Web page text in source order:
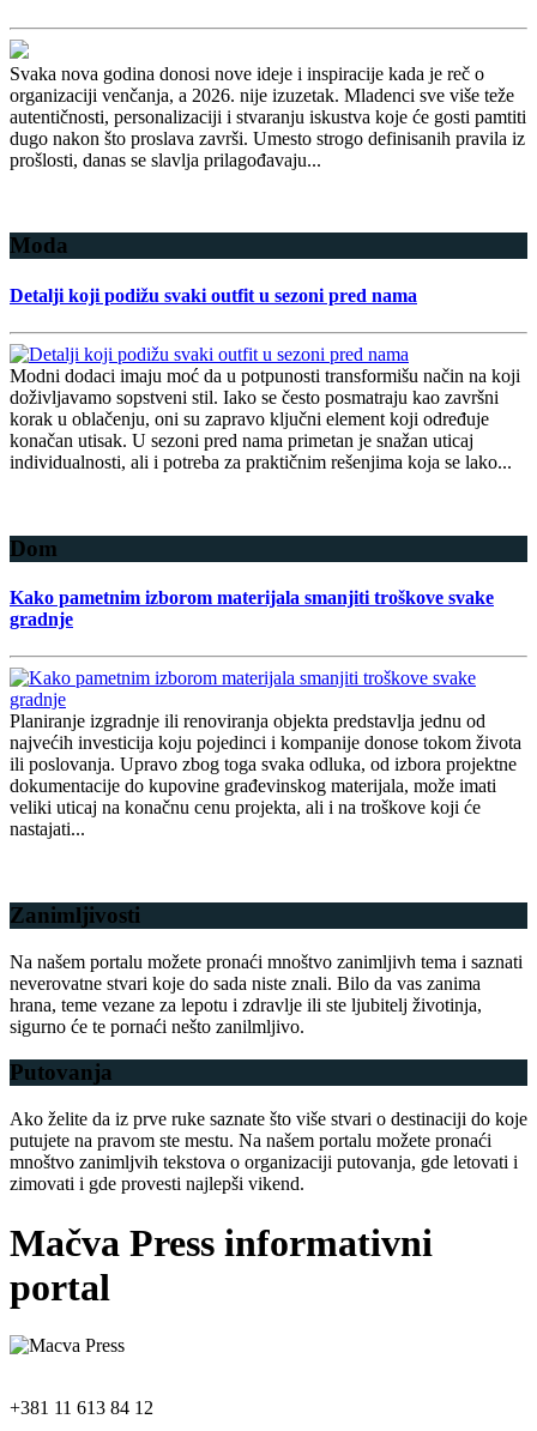
Svaka nova godina donosi nove ideje i inspiracije kada je reč o
organizaciji venčanja, a 2026. nije izuzetak. Mladenci sve više teže
autentičnosti, personalizaciji i stvaranju iskustva koje će gosti pamtiti
dugo nakon što proslava završi. Umesto strogo definisanih pravila iz
prošlosti, danas se slavlja prilagođavaju...
Moda
Detalji koji podižu svaki outfit u sezoni pred nama
Modni dodaci imaju moć da u potpunosti transformišu način na koji
doživljavamo sopstveni stil. Iako se često posmatraju kao završni
korak u oblačenju, oni su zapravo ključni element koji određuje
konačan utisak. U sezoni pred nama primetan je snažan uticaj
individualnosti, ali i potreba za praktičnim rešenjima koja se lako...
Dom
Kako pametnim izborom materijala smanjiti troškove svake
gradnje
Planiranje izgradnje ili renoviranja objekta predstavlja jednu od
najvećih investicija koju pojedinci i kompanije donose tokom života
ili poslovanja. Upravo zbog toga svaka odluka, od izbora projektne
dokumentacije do kupovine građevinskog materijala, može imati
veliki uticaj na konačnu cenu projekta, ali i na troškove koji će
nastajati...
Zanimljivosti
Na našem portalu možete pronaći mnoštvo zanimljivh tema i saznati
neverovatne stvari koje do sada niste znali. Bilo da vas zanima
hrana, teme vezane za lepotu i zdravlje ili ste ljubitelj životinja,
sigurno će te pornaći nešto zanilmljivo.
Putovanja
Ako želite da iz prve ruke saznate što više stvari o destinaciji do koje
putujete na pravom ste mestu. Na našem portalu možete pronaći
mnoštvo zanimljvih tekstova o organizaciji putovanja, gde letovati i
zimovati i gde provesti najlepši vikend.
Mačva Press informativni
portal
+381 11 613 84 12